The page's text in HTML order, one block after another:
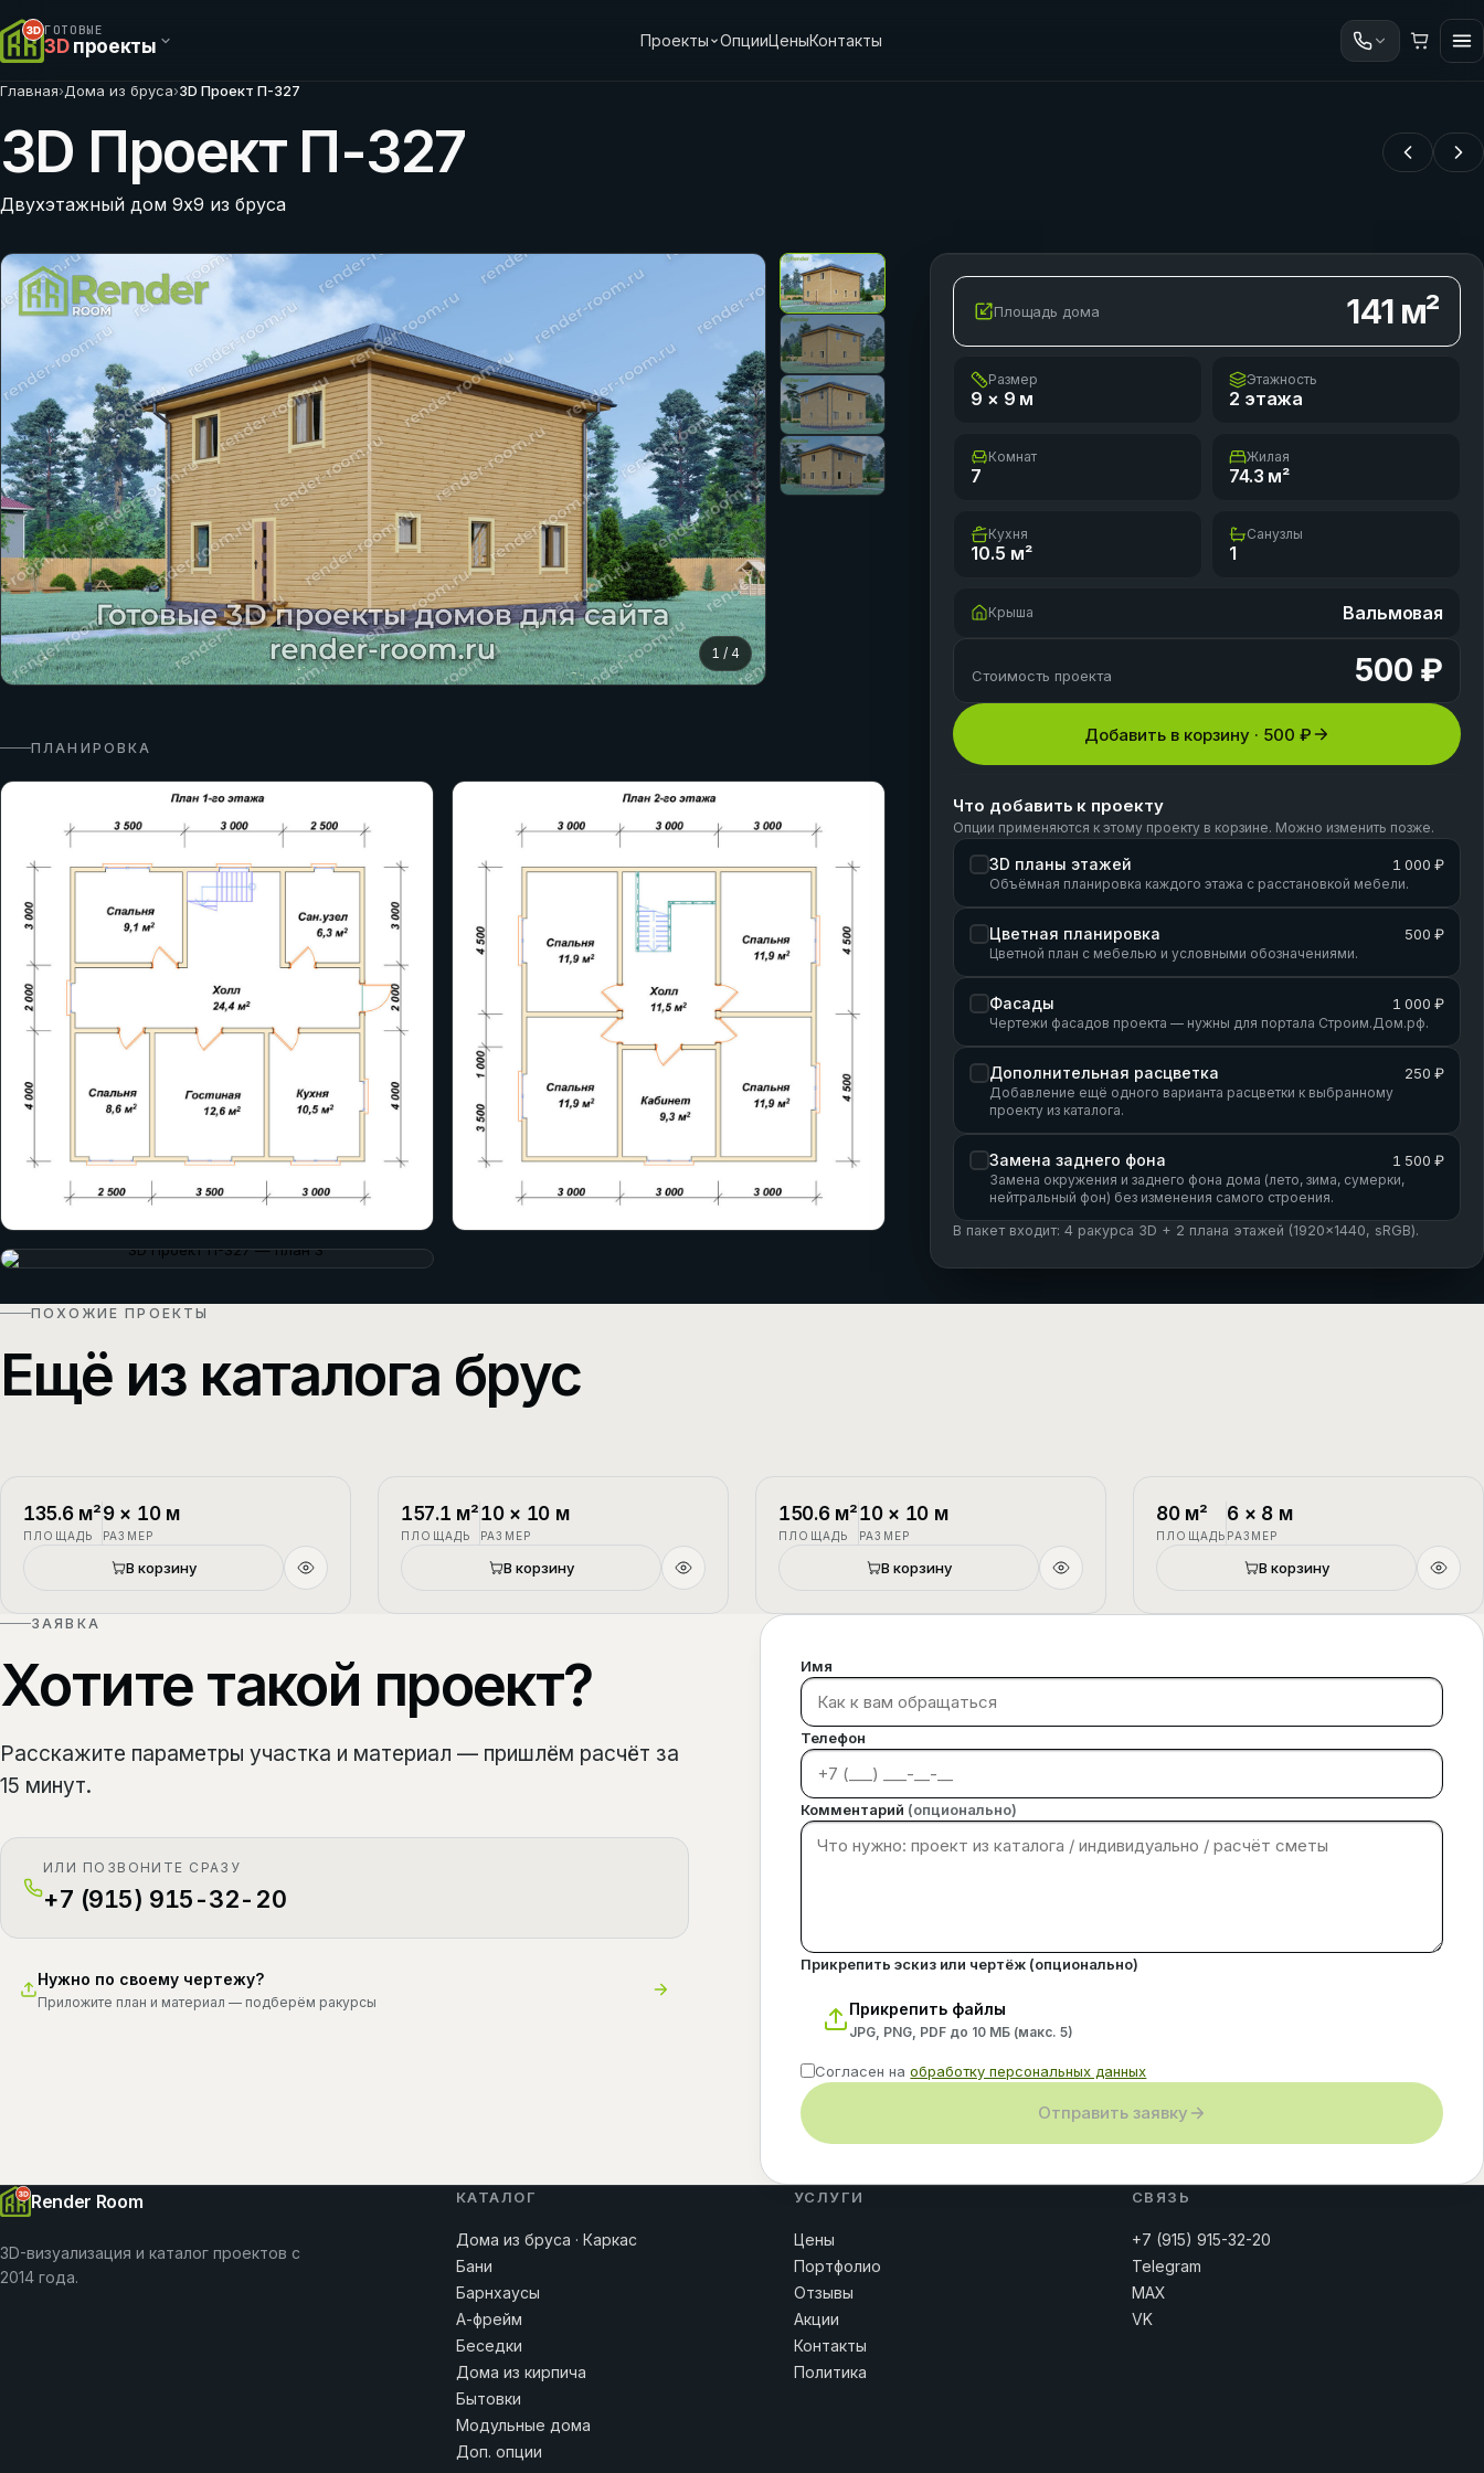
ГОТОВЫЕ
3Dпроекты Проекты ОпцииЦеныКонтакты
Главная›Дома из бруса›3D Проект П-327
3D Проект П-327
Двухэтажный дом 9х9 из бруса
1 /4
ПЛАНИРОВКА
Площадь дома 141м²
Размер
9 × 9 м
Этажность
2 этажа
Комнат
7
Жилая
74.3 м²
Кухня
10.5 м²
Санузлы
1
Крыша Вальмовая
Стоимость проекта 500 ₽
Добавить в корзину · 500 ₽
Что добавить к проекту
Опции применяются к этому проекту в корзине. Можно изменить позже.
3D планы этажей 1 000 ₽
Объёмная планировка каждого этажа с расстановкой мебели.
Цветная планировка 500 ₽
Цветной план с мебелью и условными обозначениями.
Фасады 1 000 ₽
Чертежи фасадов проекта — нужны для портала Строим.Дом.рф.
Дополнительная расцветка 250 ₽
Добавление ещё одного варианта расцветки к выбранному
проекту из каталога.
Замена заднего фона 1 500 ₽
Замена окружения и заднего фона дома (лето, зима, сумерки,
нейтральный фон) без изменения самого строения.
В пакет входит: 4 ракурса 3D + 2 плана этажей (1920×1440, sRGB).
ПОХОЖИЕ ПРОЕКТЫ
Ещё из каталога брус
П-1
Новый
135.6м²
ПЛОЩАДЬ
9× 10м
РАЗМЕР
В корзину
П-2
157.1 м²
ПЛОЩАДЬ
10× 10 м
РАЗМЕР
В корзину
П-3
150.6м²
ПЛОЩАДЬ
10× 10 м
РАЗМЕР
В корзину
П-4
80м²
ПЛОЩАДЬ
6 × 8 м
РАЗМЕР
В корзину
ЗАЯВКА
Хотите такой проект?
Расскажите параметры участка и материал — пришлём расчёт за
15 минут.
ИЛИ ПОЗВОНИТЕ СРАЗУ
+7 (915) 915-32-20
Нужно по своему чертежу?
Приложите план и материал — подберём ракурсы
Имя
Телефон
Комментарий (опционально)
Прикрепить эскиз или чертёж (опционально)
Прикрепить файлы
JPG, PNG, PDF до 10 МБ (макс.5)
Согласен наобработку персональных данных
Отправить заявку
Render Room
3D-визуализация и каталог проектов с
2014 года.
КАТАЛОГ
Дома из бруса · Каркас
Бани
Барнхаусы
А-фрейм
Беседки
Дома из кирпича
Бытовки
Модульные дома
Доп. опции
УСЛУГИ
Цены
Портфолио
Отзывы
Акции
Контакты
Политика
СВЯЗЬ
+7 (915) 915-32-20
Telegram
MAX
VK